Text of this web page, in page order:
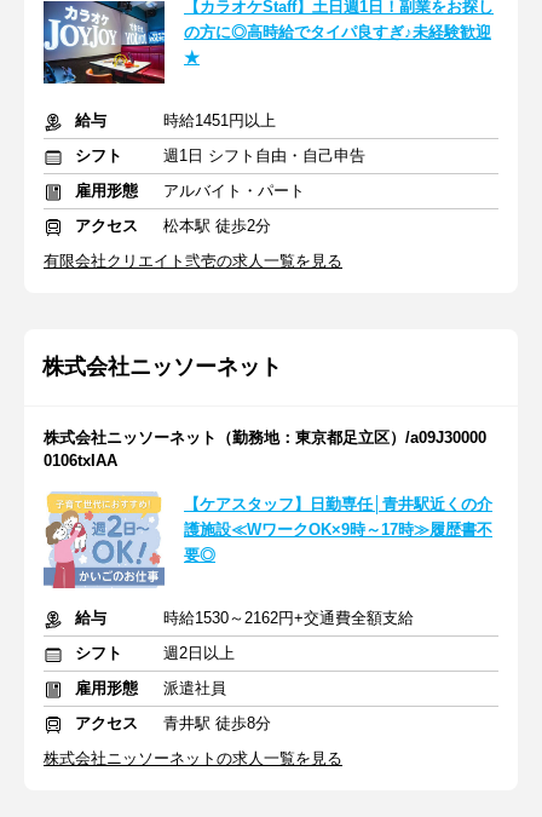
【カラオケStaff】土日週1日！副業をお探し
の方に◎高時給でタイパ良すぎ♪未経験歓迎
★
給与
時給1451円以上
シフト
週1日 シフト自由・自己申告
雇用形態
アルバイト・パート
アクセス
松本駅 徒歩2分
有限会社クリエイト弐壱の求人一覧を見る
株式会社ニッソーネット
株式会社ニッソーネット（勤務地：東京都足立区）/a09J30000
0106txIAA
【ケアスタッフ】日勤専任│青井駅近くの介
護施設≪WワークOK×9時～17時≫履歴書不
要◎
給与
時給1530～2162円+交通費全額支給
シフト
週2日以上
雇用形態
派遣社員
アクセス
青井駅 徒歩8分
株式会社ニッソーネットの求人一覧を見る